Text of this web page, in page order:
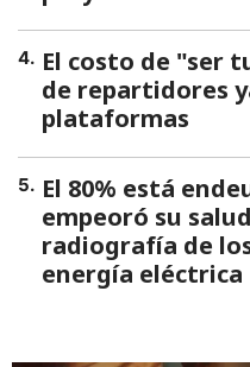
4. El costo de "ser
de repartidores
plataformas
5. El 80% está
empeoró su
radiografía de
energía eléctrica